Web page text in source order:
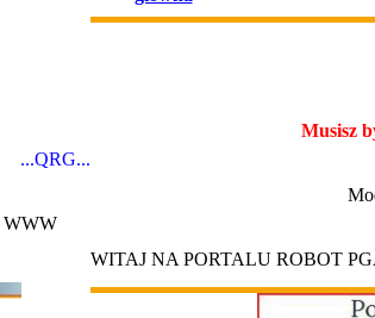
...QRG...
Musisz
WITAJ NA PORTALU ROBOT